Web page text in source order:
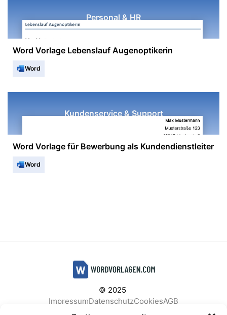
Personal & HR
Word Vorlage Lebenslauf Augenoptikerin
Word
Kundenservice & Support
Word Vorlage für Bewerbung als Kundendienstleiter
Word
© 2025
ImpressumDatenschutzCookiesAGB